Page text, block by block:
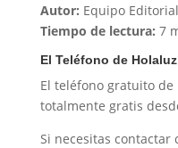
Autor: Equipo
Tiempo de lectura: 7
El Teléfono de Holaluz
El teléfono gratuito de
totalmente gratis
Si necesitas contactar